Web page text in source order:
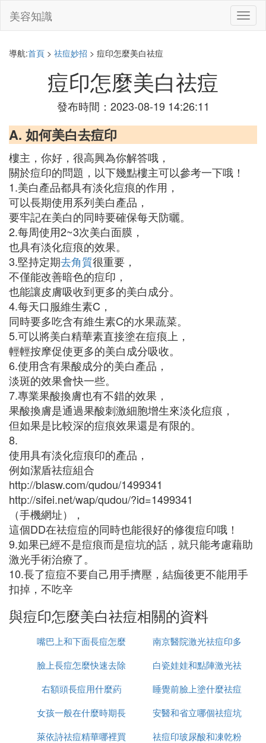
切
換
美容知識
導航:首頁 > 祛痘妙招 > 痘印怎麼美白祛痘
痘印怎麼美白祛痘
發布時間：2023-08-19 14:26:11
A. 如何美白去痘印
樓主，你好，很高興為你解答哦，
關於痘印的問題，以下幾點樓主可以參考一下哦！
1.美白產品都具有淡化痘痕的作用，
可以長期使用系列美白產品，
要牢記在美白的同時要確保每天防曬。
2.每周使用2~3次美白面膜，
也具有淡化痘痕的效果。
3.堅持定期去角質很重要，
不僅能改善暗色的痘印，
也能讓皮膚吸收到更多的美白成分。
4.每天口服維生素C，
同時要多吃含有維生素C的水果蔬菜。
5.可以將美白精華素直接塗在痘痕上，
輕輕按摩促使更多的美白成分吸收。
6.使用含有果酸成分的美白產品，
淡斑的效果會快一些。
7.專業果酸換膚也有不錯的效果，
果酸換膚是通過果酸刺激細胞增生來淡化痘痕，
但如果是比較深的痘痕效果還是有限的。
8.
使用具有淡化痘痕印的產品，
例如潔盾祛痘組合
http://blasw.com/qudou/1499341
http://sifei.net/wap/qudou/?id=1499341
（手機網址），
這個DD在祛痘痘的同時也能很好的修復痘印哦！
9.如果已經不是痘痕而是痘坑的話，就只能考慮藉助
激光手術治療了。
10.長了痘痘不要自己用手擠壓，結痂後更不能用手
扣掉，不吃辛
與痘印怎麼美白祛痘相關的資料
嘴巴上和下面長痘怎麼
治
南京醫院激光祛痘印多
少錢
臉上長痘怎麼快速去除
白瓷娃娃和點陣激光祛
痘印哪個好
右額頭長痘用什麼葯
睡覺前臉上塗什麼祛痘
印
女孩一般在什麼時期長
痘
安醫和省立哪個祛痘坑
痘印好
萊依詩祛痘精華哪裡買
祛痘印玻尿酸和凍乾粉